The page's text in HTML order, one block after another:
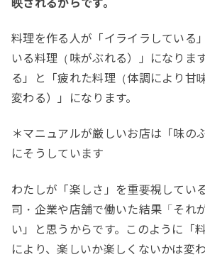
料理を作る人が「イライラしている
いる料理（味がぶれる）」になりま
る」と「疲れた料理（体調により甘
変わる）」になります。
＊マニュアルが厳しいお店は「味の
にそうしています
わたしが「楽しさ」を重要視してい
司・企業や店舗で働いた結果「それ
い」と思うからです。このように「
により、楽しいか楽しくないかは変わ